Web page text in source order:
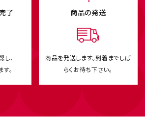
了
、
。
商品の発送
商品を発送します。到着までしば
らくお待ち下さい。